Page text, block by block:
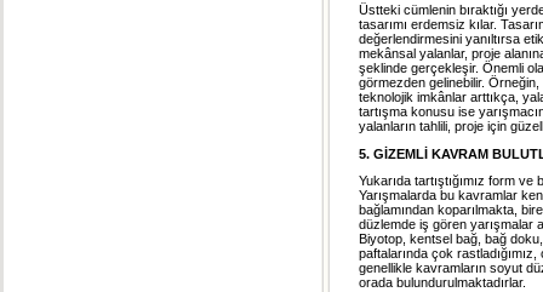
Üstteki cümlenin bıraktığı
tasarımı erdemsiz kılar.
değerlendirmesini yanıltırsa
mekânsal yalanlar, proje
şeklinde gerçekleşir. Önemli
görmezden gelinebilir.
teknolojik imkânlar arttıkça,
tartışma konusu ise
yalanların tahlili, proje için
5. GİZEMLİ KAVRAM
Yukarıda tartıştığımız form
Yarışmalarda bu kavramlar
bağlamından koparılmakta,
düzlemde iş gören yarışmalar
Biyotop, kentsel bağ, bağ
paftalarında çok
genellikle kavramların soyut
orada bulundurulmaktadırlar.